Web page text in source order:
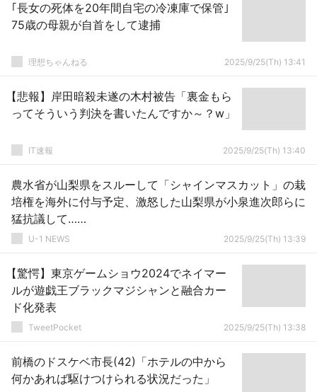
｢長女の死体を20年間自宅の冷凍庫で保管｣
75歳の母親が自首をして逮捕
理想ちゃんねる 2025/9/25(Th) 13:41
【悲報】岸田暗殺未遂の木村被告「裏金もら
ってそういう判決を書いたんですか～？w」
IT速報 2025/9/25(Th) 13:40
農水省が山梨県をスルーして「シャインマスカット」の栽
培権を海外に付与予定、激怒した山梨県が小泉進次郎らに
猛抗議して……
U-1 NEWS 2025/9/25(Th) 13:39
【驚愕】東京ゲームショウ2024でネイマー
ルが遊戯王ブラックマジシャンと融合カー
ド化発表
TweetPocket 2025/9/25(Th) 13:38
前橋のドスケベ市長(42)「ホテルの中から
何かあれば駆けつけられる状況だった」